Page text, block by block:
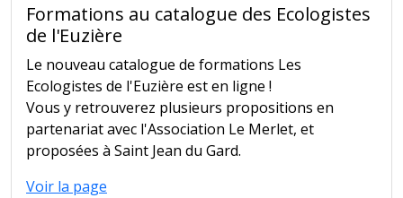
Formations au catalogue des Ecologistes
de l'Euzière
Le nouveau catalogue de formations Les
Ecologistes de l'Euzière est en ligne !
Vous y retrouverez plusieurs propositions en
partenariat avec l'Association Le Merlet, et
proposées à Saint Jean du Gard.
Voir la page